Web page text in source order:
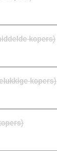
kopers)
kopers)